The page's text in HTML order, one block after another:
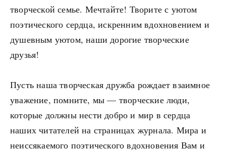
творческой семье. Мечтайте! Творите с уютом
поэтического сердца, искренним вдохновением и
душевным уютом, наши дорогие творческие
друзья!
Пусть наша творческая дружба рождает взаимное
уважение, помните, мы — творческие люди,
которые должны нести добро и мир в сердца
наших читателей на страницах журнала. Мира и
неиссякаемого поэтического вдохновения Вам и